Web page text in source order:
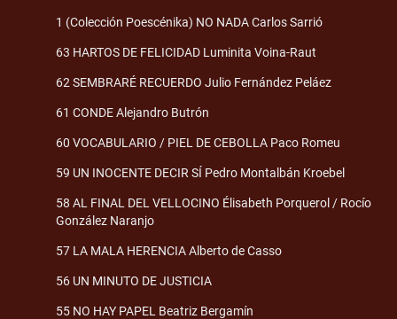
1 (Colección Poescénika) NO NADA Carlos Sarrió
63 HARTOS DE FELICIDAD Luminita Voina-Raut
62 SEMBRARÉ RECUERDO Julio Fernández Peláez
61 CONDE Alejandro Butrón
60 VOCABULARIO / PIEL DE CEBOLLA Paco Romeu
59 UN INOCENTE DECIR SÍ Pedro Montalbán Kroebel
58 AL FINAL DEL VELLOCINO Élisabeth Porquerol / Rocío
González Naranjo
57 LA MALA HERENCIA Alberto de Casso
56 UN MINUTO DE JUSTICIA
55 NO HAY PAPEL Beatriz Bergamín